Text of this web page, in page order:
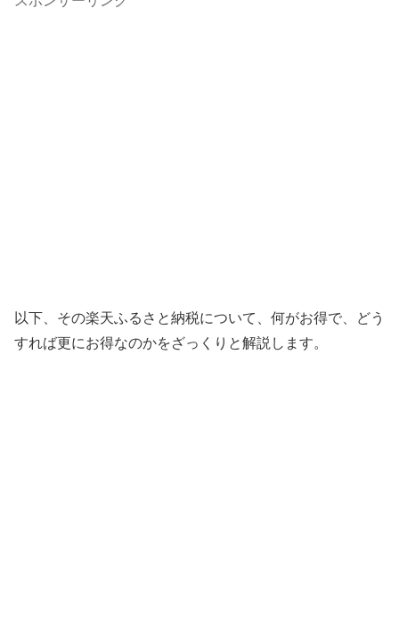
以下、その楽天ふるさと納税について、何がお得で、どう
すれば更にお得なのかをざっくりと解説します。